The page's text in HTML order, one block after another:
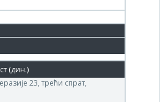
шећера ) Агенције за
23, трећи спрат,